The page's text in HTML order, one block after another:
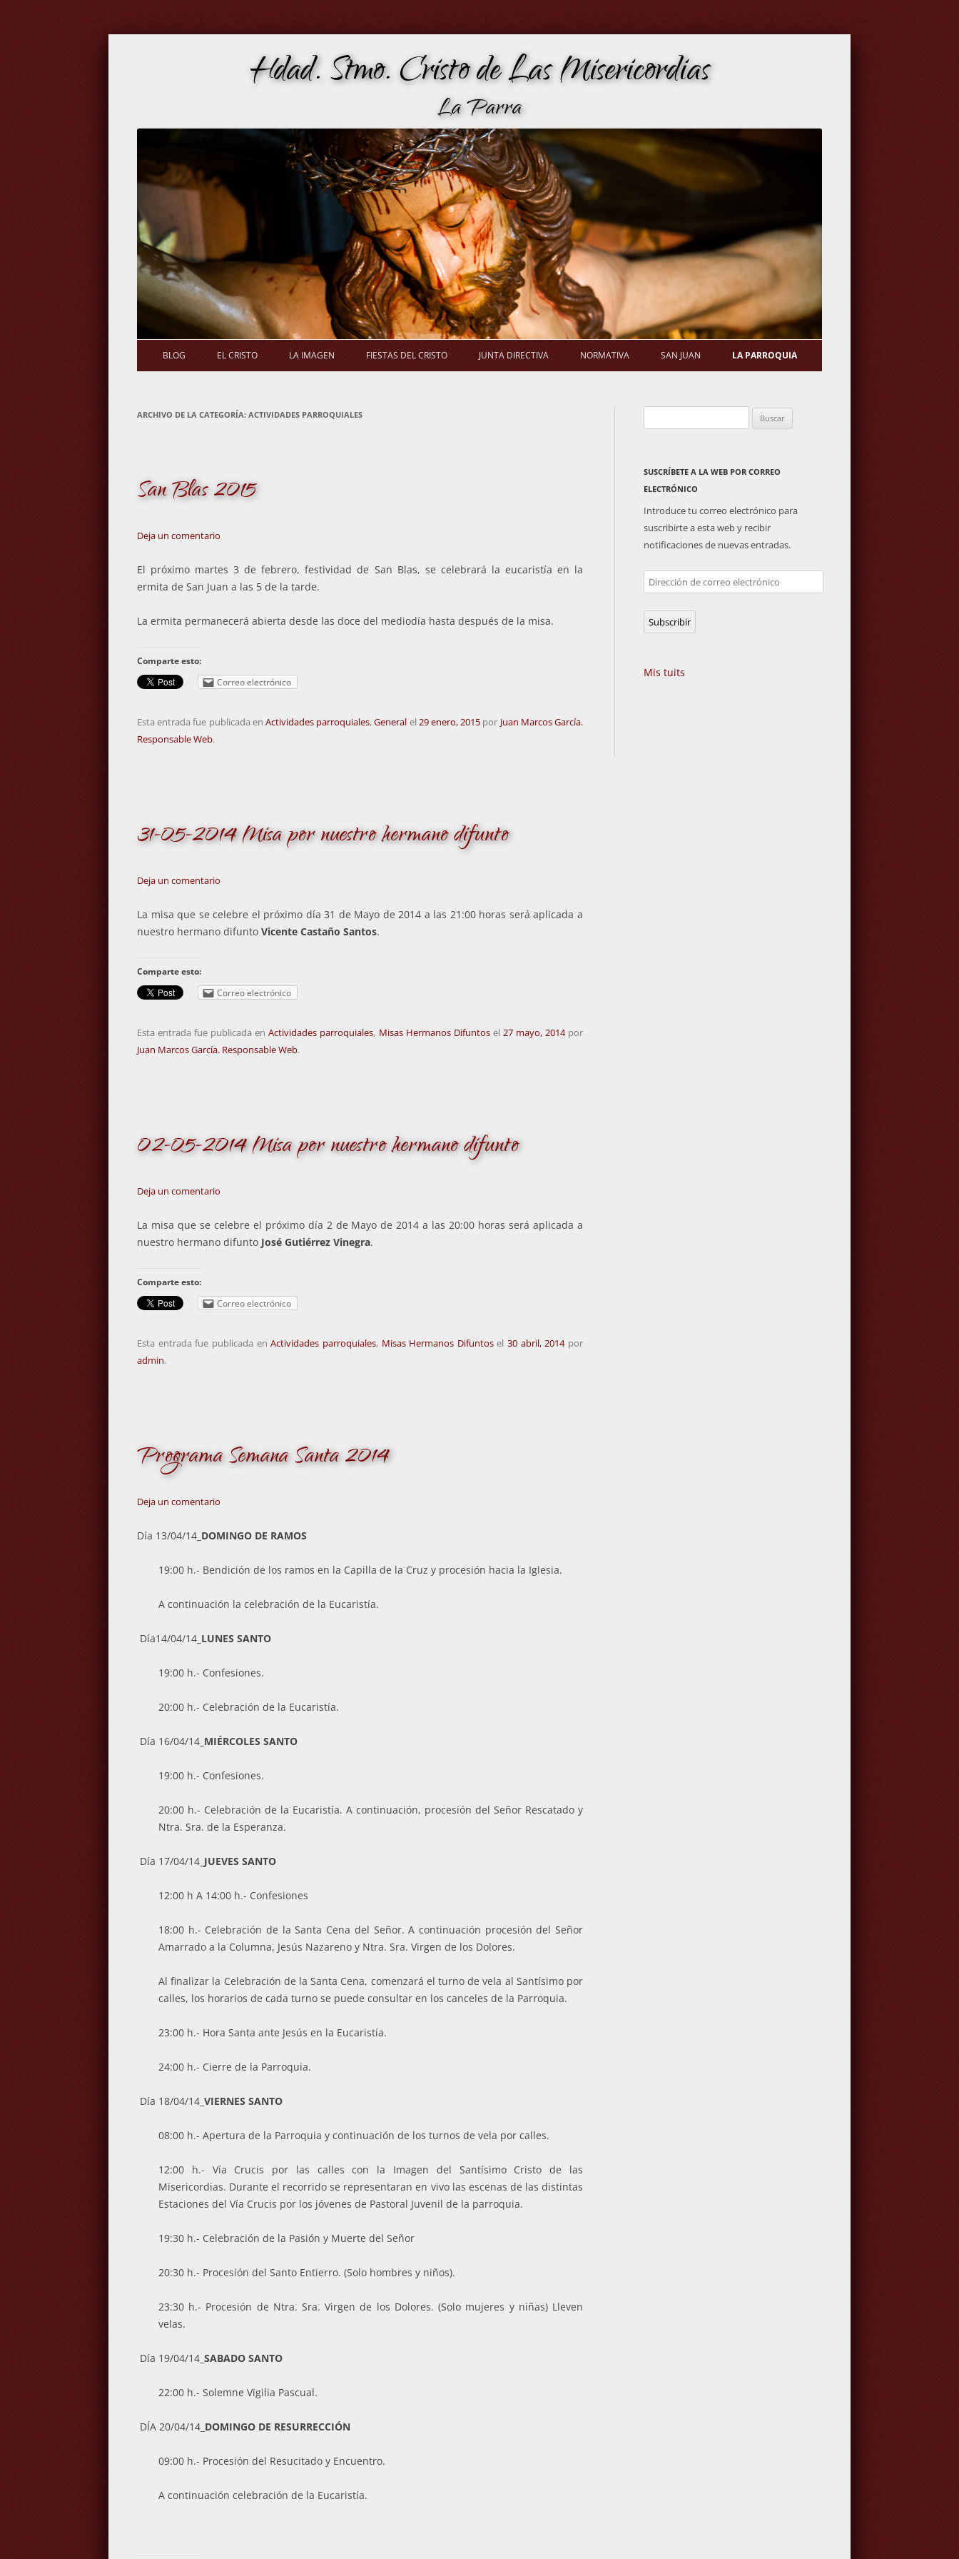
Hdad. Stmo. Cristo de Las Misericordias
La Parra
Saltar
al
contenido
BLOG EL CRISTO LA IMAGEN FIESTAS DEL CRISTO JUNTA DIRECTIVA NORMATIVA
GENERAL
SAN JUAN
PLAZA DE TOROS
LA PARROQUIA
ACTIVIDADES PARROQUIALES
ARCHIVO DE LA CATEGORÍA: ACTIVIDADES PARROQUIALES
San Blas 2015
Deja un comentario
El próximo martes 3 de febrero, festividad de San Blas, se celebrará la eucaristía en la
ermita de San Juan a las 5 de la tarde.
La ermita permanecerá abierta desde las doce del mediodía hasta después de la misa.
Comparte esto:
Correo electrónico
Esta entrada fue publicada en Actividades parroquiales,General el 29 enero, 2015 por Juan Marcos García.
Responsable Web.
31-05-2014 Misa por nuestro hermano difunto
Deja un comentario
La misa que se celebre el próximo día 31 de Mayo de 2014 a las 21:00 horas será aplicada a
nuestro hermano difunto Vicente Castaño Santos.
Comparte esto:
Correo electrónico
Esta entrada fue publicada enActividades parroquiales, Misas Hermanos Difuntosel 27 mayo, 2014por
Juan Marcos García. Responsable Web.
02-05-2014 Misa por nuestro hermano difunto
Deja un comentario
La misa que se celebre el próximo día 2 de Mayo de 2014 a las 20:00 horas será aplicada a
nuestro hermano difunto José Gutiérrez Vinegra.
Comparte esto:
Correo electrónico
Esta entrada fue publicada enActividades parroquiales, Misas Hermanos Difuntosel30 abril, 2014por
admin.
Programa Semana Santa 2014
Deja un comentario
Día 13/04/14_ DOMINGO DE RAMOS
19:00 h.- Bendición de los ramos en la Capilla de la Cruz y procesión hacia la Iglesia.
A continuación la celebración de la Eucaristía.
Día14/04/14_ LUNES SANTO
19:00 h.- Confesiones.
20:00 h.- Celebración de la Eucaristía.
Día 16/04/14_ MIÉRCOLES SANTO
19:00 h.- Confesiones.
20:00 h.- Celebración de la Eucaristía. A continuación, procesión del Señor Rescatado y
Ntra. Sra. de la Esperanza.
Día 17/04/14_ JUEVES SANTO
12:00 h A 14:00 h.- Confesiones
18:00 h.- Celebración de la Santa Cena del Señor. A continuación procesión del Señor
Amarrado a la Columna, Jesús Nazareno y Ntra. Sra. Virgen de los Dolores.
Al finalizar la Celebración de la Santa Cena, comenzará el turno de vela al Santísimo por
calles, los horarios de cada turno se puede consultar en los canceles de la Parroquia.
23:00 h.- Hora Santa ante Jesús en la Eucaristía.
24:00 h.- Cierre de la Parroquia.
Día 18/04/14_ VIERNES SANTO
08:00 h.- Apertura de la Parroquia y continuación de los turnos de vela por calles.
12:00 h.- Vía Crucis por las calles con la Imagen del Santísimo Cristo de las
Misericordias. Durante el recorrido se representaran en vivo las escenas de las distintas
Estaciones del Vía Crucis por los jóvenes de Pastoral Juvenil de la parroquia.
19:30 h.- Celebración de la Pasión y Muerte del Señor
20:30 h.- Procesión del Santo Entierro. (Solo hombres y niños).
23:30 h.- Procesión de Ntra. Sra. Virgen de los Dolores. (Solo mujeres y niñas) Lleven
velas.
Día 19/04/14_ SABADO SANTO
22:00 h.- Solemne Vigilia Pascual.
DÍA 20/04/14_ DOMINGO DE RESURRECCIÓN
09:00 h.- Procesión del Resucitado y Encuentro.
A continuación celebración de la Eucaristía.
SUSCRÍBETE A LA WEB POR CORREO
ELECTRÓNICO
Introduce tu correo electrónico para
suscribirte a esta web y recibir
notificaciones de nuevas entradas.
Dirección
de
correo
electrónico
Subscribir
Mis tuits